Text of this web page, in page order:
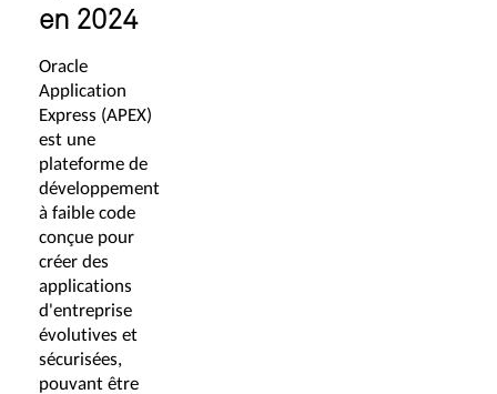
en 2024
Oracle
Application
Express (APEX)
est une
plateforme de
développement
à faible code
conçue pour
créer des
applications
d'entreprise
évolutives et
sécurisées,
pouvant être